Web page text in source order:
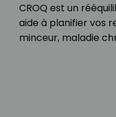
CROQ est un
aide à planifier vos
minceur, maladie